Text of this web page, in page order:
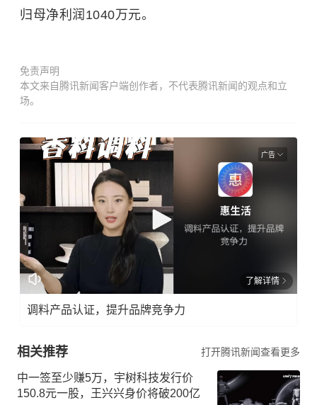
归母净利润1040万元。
免责声明
本文来自腾讯新闻客户端创作者，不代表腾讯新闻的观点和立
场。
广告
了解详情
调料产品认证，提升品牌竞争力
相关推荐 打开腾讯新闻查看更多
中一签至少赚5万，宇树科技发行价
150.8元一股，王兴兴身价将破200亿